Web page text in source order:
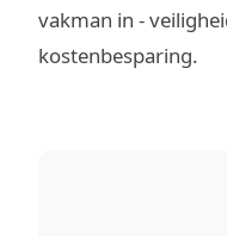
vakman in -
kostenbesparing.